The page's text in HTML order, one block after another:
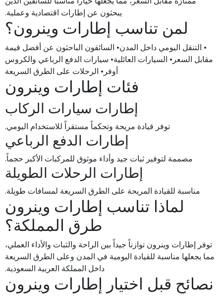
يبحثون عن إطارات اقتصادية وعملية.
لمن تناسب إطارات وينرون؟
• التنقل اليومي داخل المدن• السائقون الباحثون عن أفضل قيمة
مقابل السعر• السيارات العائلية• سيارات الدفع الرباعي والكروس
أوفر• الرحلات على الطرق السريعة
فئات إطارات وينرون
إطارات سيارات الركاب
توفر قيادة مريحة وتحكماً مستقراً للاستخدام اليومي.
إطارات الدفع الرباعي
مصممة لتوفير ثبات جيد وأداء موثوق للمركبات الأكبر حجماً.
إطارات الرحلات الطويلة
مناسبة للقيادة المريحة على الطرق السريعة لمسافات طويلة.
لماذا تناسب إطارات وينرون
طرق المملكة؟
توفر إطارات وينرون توازناً جيداً بين الراحة والثبات والأداء العملي،
مما يجعلها مناسبة للقيادة اليومية في المدن وعلى الطرق السريعة
داخل المملكة العربية السعودية.
نصائح قبل اختيار إطارات وينرون